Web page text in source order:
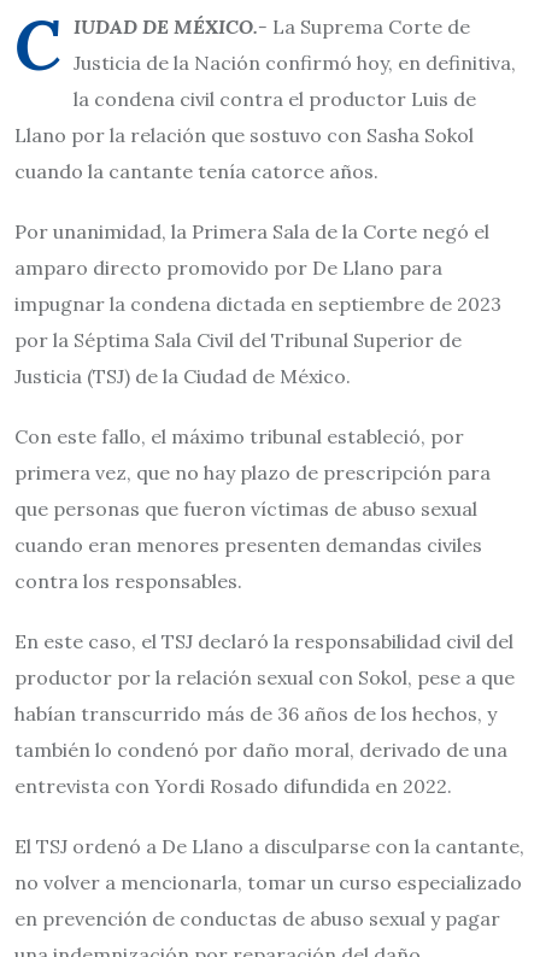
C IUDAD DE MÉXICO.- La Suprema Corte de
Justicia de la Nación confirmó hoy, en definitiva,
la condena civil contra el productor Luis de
Llano por la relación que sostuvo con Sasha Sokol
cuando la cantante tenía catorce años.
Por unanimidad, la Primera Sala de la Corte negó el
amparo directo promovido por De Llano para
impugnar la condena dictada en septiembre de 2023
por la Séptima Sala Civil del Tribunal Superior de
Justicia (TSJ) de la Ciudad de México.
Con este fallo, el máximo tribunal estableció, por
primera vez, que no hay plazo de prescripción para
que personas que fueron víctimas de abuso sexual
cuando eran menores presenten demandas civiles
contra los responsables.
En este caso, el TSJ declaró la responsabilidad civil del
productor por la relación sexual con Sokol, pese a que
habían transcurrido más de 36 años de los hechos, y
también lo condenó por daño moral, derivado de una
entrevista con Yordi Rosado difundida en 2022.
El TSJ ordenó a De Llano a disculparse con la cantante,
no volver a mencionarla, tomar un curso especializado
en prevención de conductas de abuso sexual y pagar